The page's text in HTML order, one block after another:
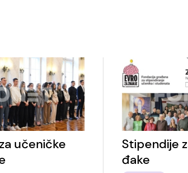
učeničke
Stipendije
đake